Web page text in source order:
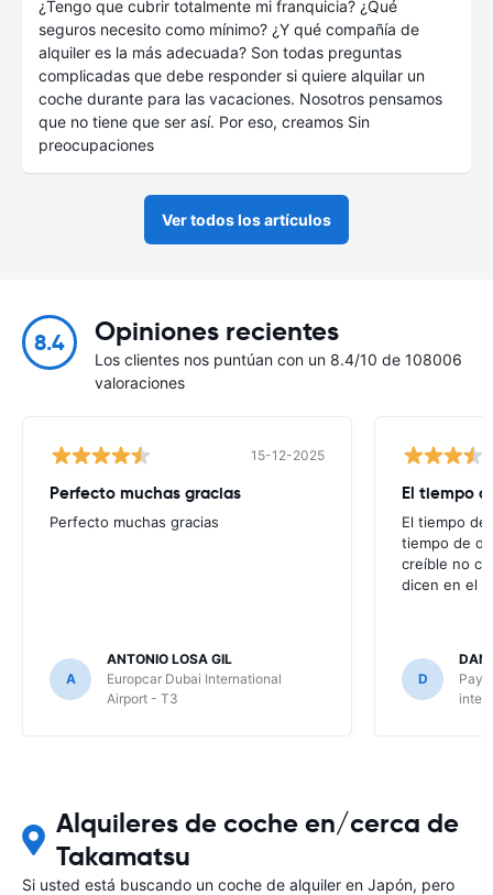
¿Tengo que cubrir totalmente mi franquicia? ¿Qué
seguros necesito como mínimo? ¿Y qué compañía de
alquiler es la más adecuada? Son todas preguntas
complicadas que debe responder si quiere alquilar un
coche durante para las vacaciones. Nosotros pensamos
que no tiene que ser así. Por eso, creamos Sin
preocupaciones
Ver todos los artículos
8.4 Opiniones recientes
Los clientes nos puntúan con un 8.4/10 de 108006
valoraciones
15-12-2025
Perfecto muchas gracias
Perfecto muchas gracias
A
ANTONIO LOSA GIL
Europcar Dubai International
Airport - T3
El tiempo
El tiempo
tiempo de
creíble no
dicen en el
D
Alquileres de coche en/cerca de
Takamatsu
Si usted está buscando un coche de alquiler en Japón, pero